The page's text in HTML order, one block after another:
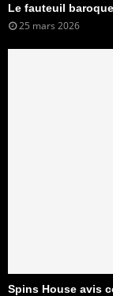
Le fauteuil
25 mars 2026
Spins House avis